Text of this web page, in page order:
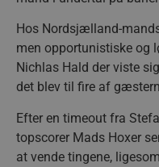
Hos Nordsjælland-
men opportunistiske og
Nichlas Hald der viste
det blev til fire af
Efter en timeout fra
topscorer Mads Hoxer
at vende tingene,